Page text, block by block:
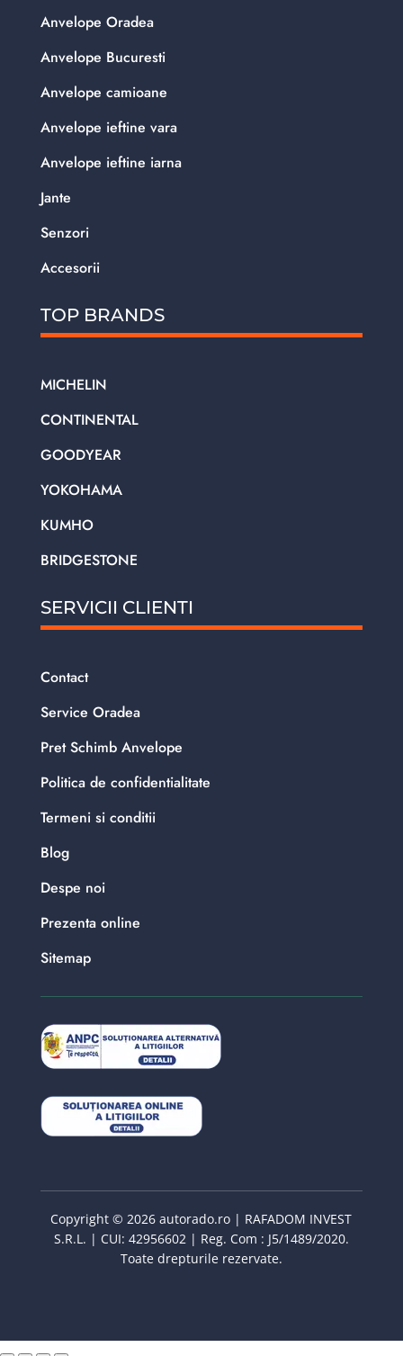
Anvelope Oradea
Anvelope Bucuresti
Anvelope camioane
Anvelope ieftine vara
Anvelope ieftine iarna
Jante
Senzori
Accesorii
TOP BRANDS
MICHELIN
CONTINENTAL
GOODYEAR
YOKOHAMA
KUMHO
BRIDGESTONE
SERVICII CLIENTI
Contact
Service Oradea
Pret Schimb Anvelope
Politica de confidentialitate
Termeni si conditii
Blog
Despe noi
Prezenta online
Sitemap
Copyright © 2026 autorado.ro | RAFADOM INVEST
S.R.L. | CUI: 42956602 | Reg. Com : J5/1489/2020.
Toate drepturile rezervate.